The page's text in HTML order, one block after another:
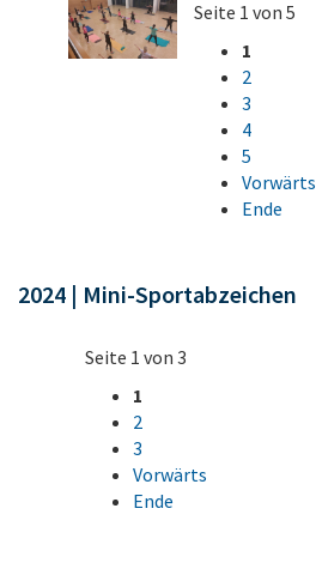
Seite 1 von 5
1
2
3
4
5
Vorwärts
Ende
2024 | Mini-Sportabzeichen
Seite 1 von 3
1
2
3
Vorwärts
Ende